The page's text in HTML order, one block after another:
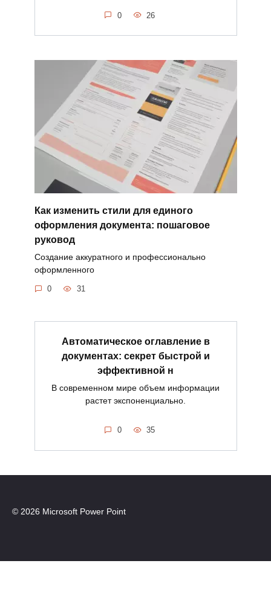
0 26
Как изменить стили для единого
оформления документа: пошаговое
руковод
Создание аккуратного и профессионально
оформленного
0 31
Автоматическое оглавление в
документах: секрет быстрой и
эффективной н
В современном мире объем информации
растет экспоненциально.
0 35
© 2026 Microsoft Power Point